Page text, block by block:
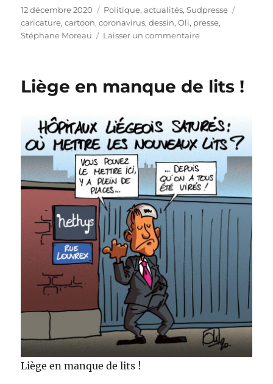
Publié
le
12 décembre 2020 Catégories
Politique, actualités,Sudpresse
caricature,cartoon,coronavirus,dessin,Oli, presse,
Stéphane Moreau
Laisser un commentairesur
Covid-
Liège en manque de lits !
Liège en manque de lits !